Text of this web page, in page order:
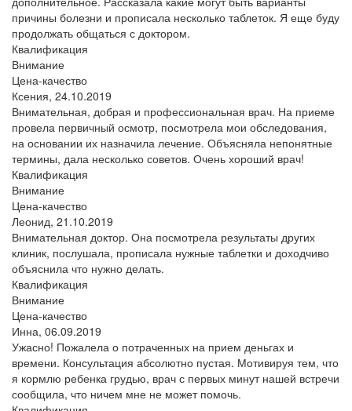
причины болезни и прописала несколько таблеток. Я еще буду
продолжать общаться с доктором.
Квалификация
Внимание
Цена-качество
Ксения, 24.10.2019
Внимательная, добрая и профессиональная врач. На приеме
провела первичный осмотр, посмотрела мои обследования,
на основании их назначила лечение. Объясняла непонятные
термины, дала несколько советов. Очень хороший врач!
Квалификация
Внимание
Цена-качество
Леонид, 21.10.2019
Внимательная доктор. Она посмотрела результаты других
клиник, послушала, прописала нужные таблетки и доходчиво
объяснила что нужно делать.
Квалификация
Внимание
Цена-качество
Инна, 06.09.2019
Ужасно! Пожалела о потраченных на прием деньгах и
времени. Консультация абсолютно пустая. Мотивируя тем, что
я кормлю ребенка грудью, врач с первых минут нашей встречи
сообщила, что ничем мне не может помочь.